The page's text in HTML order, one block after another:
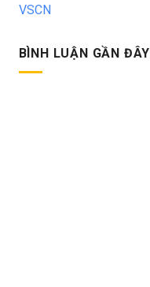
VSCN
BÌNH LUẬN GẦN ĐÂY